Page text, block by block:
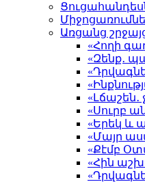
Առցանց
«Հողի
«Զենք․
«Սուրբ
«Երեկ և
«Մայր
«Քէմբ
«Հին